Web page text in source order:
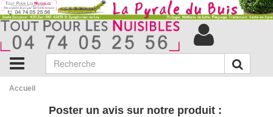
Accueil
Poster un avis sur notre produit :